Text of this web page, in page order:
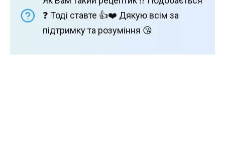
❓ Тоді ставте 👍❤️ Дякую всім за
підтримку та розуміння 😘